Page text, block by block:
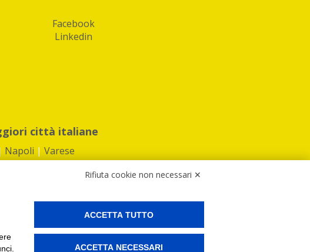
Facebook
Linkedin
città italiane
Napoli | Varese
|Privacy|Preferenze Cookies
online e spedire i tuoi pacchi.
Rifiuta cookie non necessari ✕
ACCETTA TUTTO
ACCETTA NECESSARI